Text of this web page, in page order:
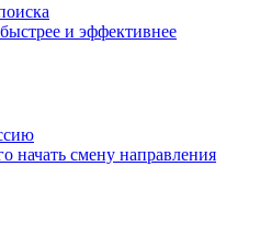
и эффективнее
начать смену направления